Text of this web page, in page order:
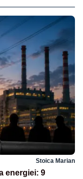
Stoica Marian
energiei: 9